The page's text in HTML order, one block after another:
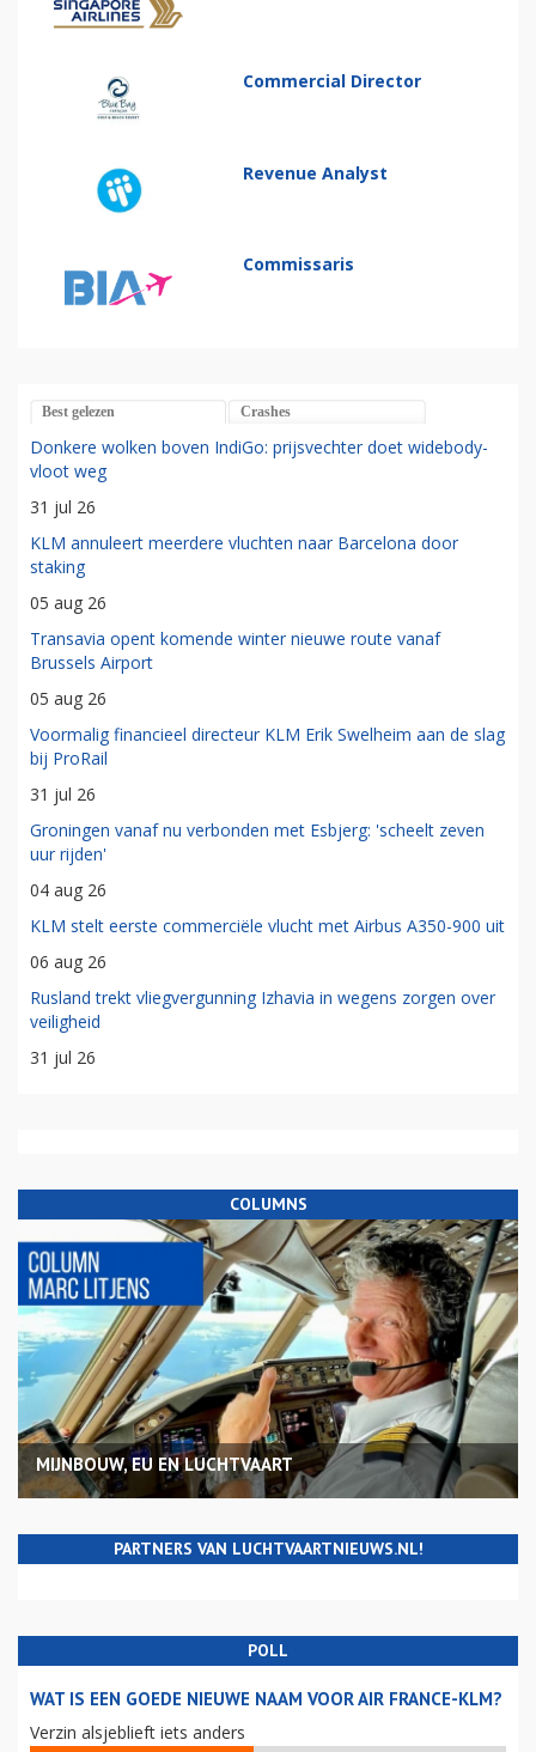
Commercial Director
Revenue Analyst
Commissaris
Best gelezen Crashes
Donkere wolken boven IndiGo: prijsvechter doet widebody-
vloot weg
31 jul 26
KLM annuleert meerdere vluchten naar Barcelona door
staking
05 aug 26
Transavia opent komende winter nieuwe route vanaf
Brussels Airport
05 aug 26
Voormalig financieel directeur KLM Erik Swelheim aan de slag
bij ProRail
31 jul 26
Groningen vanaf nu verbonden met Esbjerg: 'scheelt zeven
uur rijden'
04 aug 26
KLM stelt eerste commerciële vlucht met Airbus A350-900 uit
06 aug 26
Rusland trekt vliegvergunning Izhavia in wegens zorgen over
veiligheid
31 jul 26
COLUMNS
MIJNBOUW, EU EN LUCHTVAART
PARTNERS VAN LUCHTVAARTNIEUWS.NL!
POLL
WAT IS EEN GOEDE NIEUWE NAAM VOOR AIR FRANCE-KLM?
Verzin alsjeblieft iets anders